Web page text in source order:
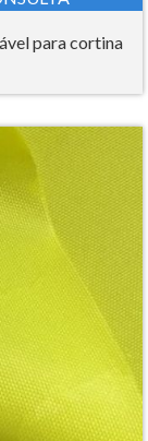
para cortina